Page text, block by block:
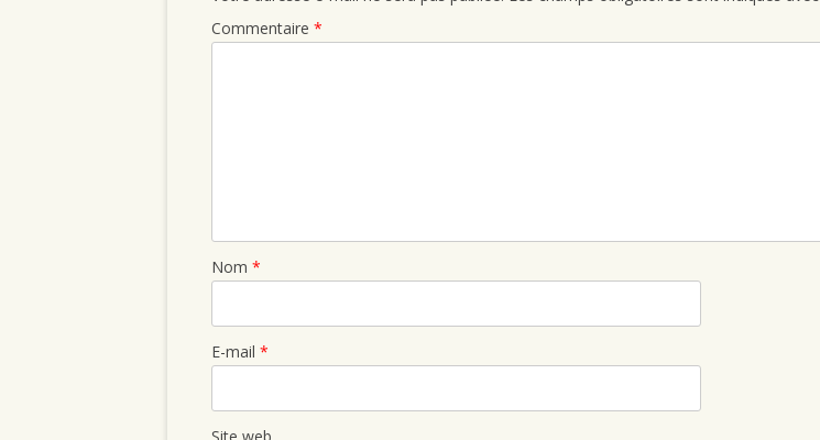
Commentaire *
Nom *
E-mail *